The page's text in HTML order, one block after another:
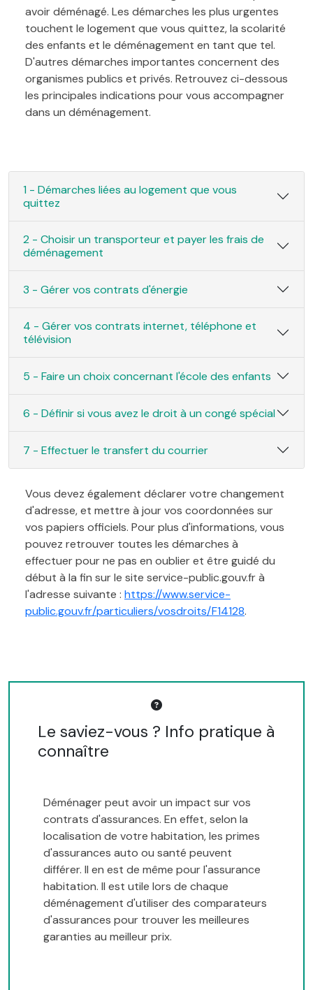
avoir déménagé. Les démarches les plus urgentes
touchent le logement que vous quittez, la scolarité
des enfants et le déménagement en tant que tel.
D'autres démarches importantes concernent des
organismes publics et privés. Retrouvez ci-dessous
les principales indications pour vous accompagner
dans un déménagement.
1 - Démarches liées au logement que vous
quittez
2 - Choisir un transporteur et payer les frais de
déménagement
3 - Gérer vos contrats d'énergie
4 - Gérer vos contrats internet, téléphone et
télévision
5 - Faire un choix concernant l'école des enfants
6 - Définir si vous avez le droit à un congé spécial
7 - Effectuer le transfert du courrier
Vous devez également déclarer votre changement
d'adresse, et mettre à jour vos coordonnées sur
vos papiers officiels. Pour plus d'informations, vous
pouvez retrouver toutes les démarches à
effectuer pour ne pas en oublier et être guidé du
début à la fin sur le site service-public.gouv.fr à
l'adresse suivante : https://www.service-
public.gouv.fr/particuliers/vosdroits/F14128.
Le saviez-vous ? Info pratique à
connaître
Déménager peut avoir un impact sur vos
contrats d'assurances. En effet, selon la
localisation de votre habitation, les primes
d'assurances auto ou santé peuvent
différer. Il en est de même pour l'assurance
habitation. Il est utile lors de chaque
déménagement d'utiliser des comparateurs
d'assurances pour trouver les meilleures
garanties au meilleur prix.